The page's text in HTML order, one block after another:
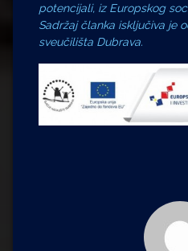
potencijali, iz Europskog
Sadržaj članka isključiva je
sveučilišta Dubrava.